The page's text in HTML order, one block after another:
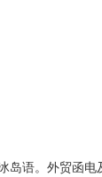
语。外贸函电